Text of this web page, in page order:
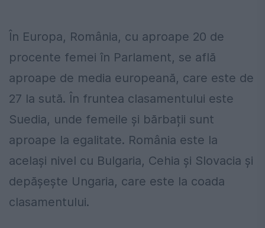
În Europa, România, cu aproape 20 de
procente femei în Parlament, se află
aproape de media europeană, care este de
27 la sută. În fruntea clasamentului este
Suedia, unde femeile și bărbații sunt
aproape la egalitate. România este la
același nivel cu Bulgaria, Cehia și Slovacia și
depășește Ungaria, care este la coada
clasamentului.